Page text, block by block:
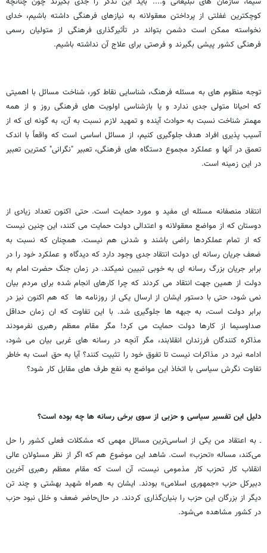
کوچکترین غفلتی از پرداختن معقولانه به نیازهای فرهنگی داشته باشیم، خدای
نخواسته ممکن است دشمن بتواند در تأثیرگذاری فرهنگی از متولیان رسمی
فرهنگی کشور پیشی بگیرند و فرصتی برای علاج آن نداشته باشیم.
توجه منظوم ه­ای به مسئله فرهنگ، شناسایی نقاط کور، شناخت مسائل با اهمیتی
که احیانا متولی جدی ندارد و یا بازشناسی اولویت­ های فرهنگی روز و از همه
مهمتر شناخت نسبت به حوادث آینده و تمهید لازم نسبت به آن، به گونه­ ای که از
آسیب­ پذیری افراد هدف جلوگیری کنیم، از مسائل اساسی است که واقعاً با اندک
تعمق در آنها و عملکرد مجموع دستگاه­ های فرهنگی، تعبیر "نگرانی" کمترین تعبیر
در این زمینه است.
انتقاد منصفانه مسئله ­ای مفید و مورد حمایت است. حتی اکنون تعداد زیادی از
دوستان که از مواضع معقولانه و اعتدالی دولت حمایت می­ کنند، این چنین نیست
که از تمام عملکردها راضی باشند و شدنی هم نیست. همچنان که نسبت به
ضعف جریان رسانه ­ای دولت انتقاد جدی وجود دارد که دیدگاه و عملکرد خود را در
برابر جریان بزرگ رسانه­ ای به خوبی تبیین نمی­کند. در زمان جنگ حضرت امام به
دولت از همین جهت انتقاد می­ کردند که چرا کارهای انجام شده برای مردم بیان
نمی­ شود، حتی با دستور ایشان از ارسال یکی از روزنامه­ ها که هم اکنون نیز در
برابر دولت است، به جبهه­ ها جلوگیری شد. با این تفاوت که ان زمان حداقل
صداوسیما از کارها دولت حمایت می­ کرد! مگر مقام معظم رهبری نفرمودند
مذاکره ­کنندگان فرزندان انقلابند، مگر آنچه در رسانه­ های غربی بیان می­ شود،
ادامه نبرد در مذاکرات نیست تا تفوق خود را تثبیت کنند؟ آیا به حق است به خاطر
تفاوت نگرش سیاسی با اتخاذ این مواضع به نفع طرف­ های مقابل کار شود؟
دلیل این تفسیر سیاسی و حزبی از سوی برخی رسانه­ ها چه بوده است؟
ـ به اعتقاد من یکی از اساسی‌ترین مسائل مهمی که مشکلات فعلی کشور را حل
می‌کند، مساله «تحزب» است. شاهد این موضوع هم که اگر از نظر مسئولان عالی
انقلاب کار تحزب کار مذمومی نیست، آن است که مقام معظم رهبری آخرین
دبیرکل حزب «جمهوری اسلامی» بودند. ایشان به همراه شهید بهشتی و چند تن
دیگر از بزرگان این حزب را بنیان‌گذاری کردند. در حال‌حاضر ضعف و خلل نبود حزب
در کشور مشاهده می‌شود.